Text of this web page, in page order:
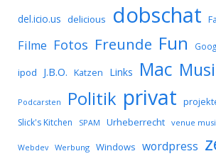
del.icio.us delicious dobschat
Filme Fotos Freunde Fun
ipod J.B.O. Katzen Links Mac
Podcarsten Politik privat
Slick's Kitchen SPAM Urheberrecht venue
Webdev Werbung Windows wordpress